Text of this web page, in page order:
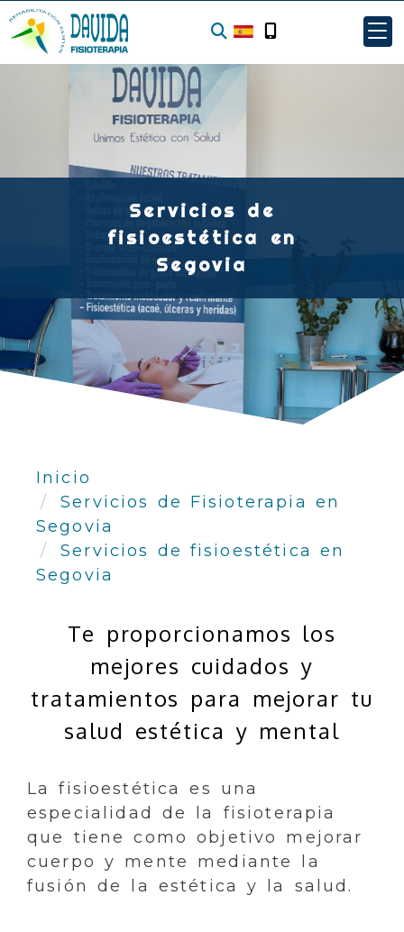
Servicios de
fisioestética en
Segovia
Inicio
Servicios de Fisioterapia en
Segovia
Servicios de fisioestética en
Segovia
Te proporcionamos los
mejores cuidados y
tratamientos para mejorar tu
salud estética y mental
La fisioestética es una
especialidad de la fisioterapia
que tiene como objetivo mejorar
cuerpo y mente mediante la
fusión de la estética y la salud.